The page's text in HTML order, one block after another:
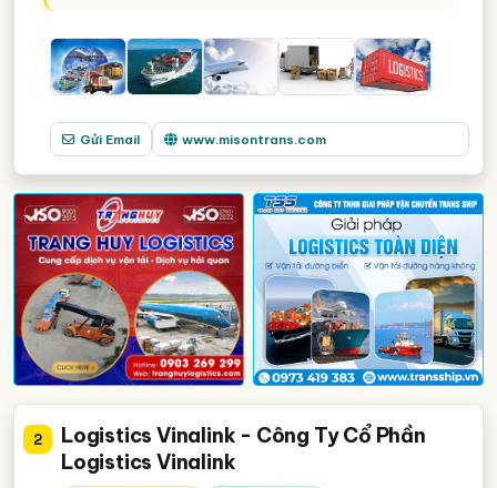
Gửi Email www.misontrans.com
2
Logistics Vinalink - Công Ty Cổ Phần
Logistics Vinalink